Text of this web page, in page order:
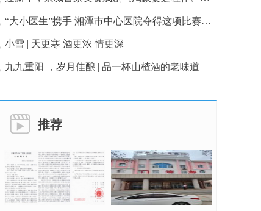
“大小医生”携手 湘潭市中心医院夺得这项比赛一等奖
小雪 | 天更寒 酒更浓 情更深
九九重阳 ，岁月佳酿 | 品一杯山楂酒的老味道
推荐